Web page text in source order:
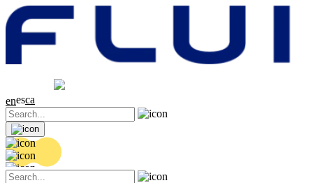
0.04 (+0.2%)
enesca